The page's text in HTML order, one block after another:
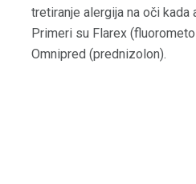
tretiranje alergija na oči kada
Primeri su Flarex
Omnipred (prednizolon).